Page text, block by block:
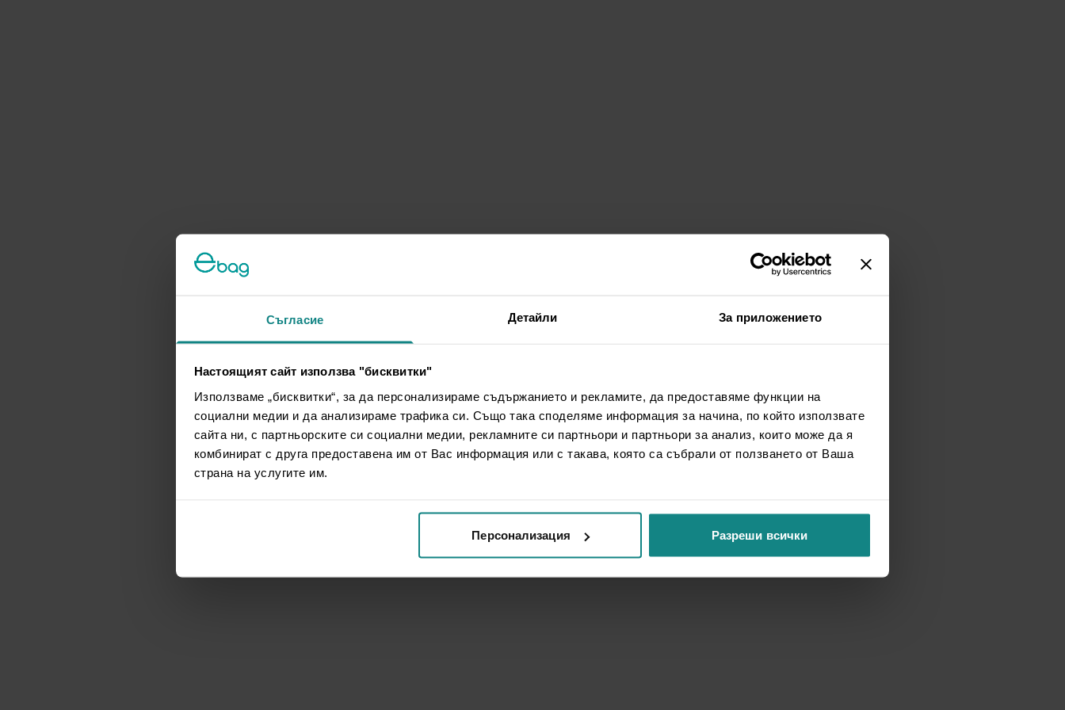
Съгласие Детайли За приложението
Настоящият сайт използва "бисквитки"
Използваме „бисквитки“, за да персонализираме съдържанието и рекламите, да предоставяме функции на
социални медии и да анализираме трафика си. Също така споделяме информация за начина, по който използвате
сайта ни, с партньорските си социални медии, рекламните си партньори и партньори за анализ, които може да я
комбинират с друга предоставена им от Вас информация или с такава, която са събрали от ползването от Ваша
страна на услугите им.
Персонализация Разреши всички